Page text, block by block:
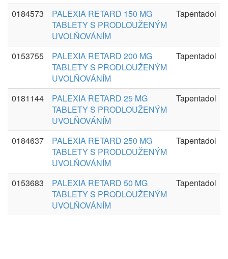
0184573
PALEXIA RETARD 150 MG
TABLETY S PRODLOUŽENÝM
UVOLŇOVÁNÍM
Tapentadol
0153755
PALEXIA RETARD 200 MG
TABLETY S PRODLOUŽENÝM
UVOLŇOVÁNÍM
Tapentadol
0181144
PALEXIA RETARD 25 MG
TABLETY S PRODLOUŽENÝM
UVOLŇOVÁNÍM
Tapentadol
0184637
PALEXIA RETARD 250 MG
TABLETY S PRODLOUŽENÝM
UVOLŇOVÁNÍM
Tapentadol
0153683
PALEXIA RETARD 50 MG
TABLETY S PRODLOUŽENÝM
UVOLŇOVÁNÍM
Tapentadol